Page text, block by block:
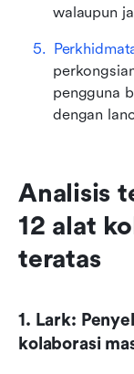
walaupun
pengguna
dengan
Analisis
12 alat
teratas
1. Lark:
kolaborasi